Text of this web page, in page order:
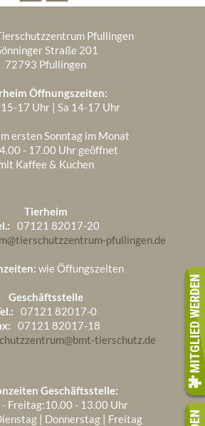
MITGLIED WERDEN
Pfullingen
Straße 201
72793 Pfullingen
Öffnungszeiten:
15-17 Uhr | Sa 14-17 Uhr
ersten Sonntag im Monat
- 17.00 Uhr geöffnet
Kaffee & Kuchen
Tierheim
07121 82017-20
pfullingen.de
wie Öffungszeiten
Geschäftsstelle
07121 82017-0
07121 82017-18
tierschutz.de
Geschäftsstelle:
Freitag:10.00 - 13.00 Uhr
| Donnerstag | Freitag